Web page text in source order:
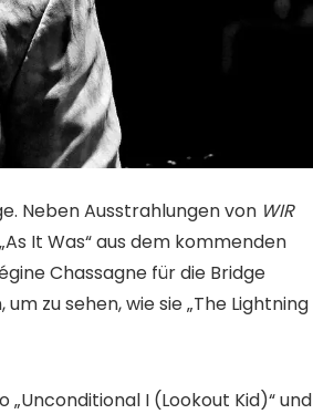
Neben Ausstrahlungen von WIR
It Was“ aus dem kommenden
Chassagne für die Bridge
zu sehen, wie sie „The Lightning
I (Lookout Kid)“ und